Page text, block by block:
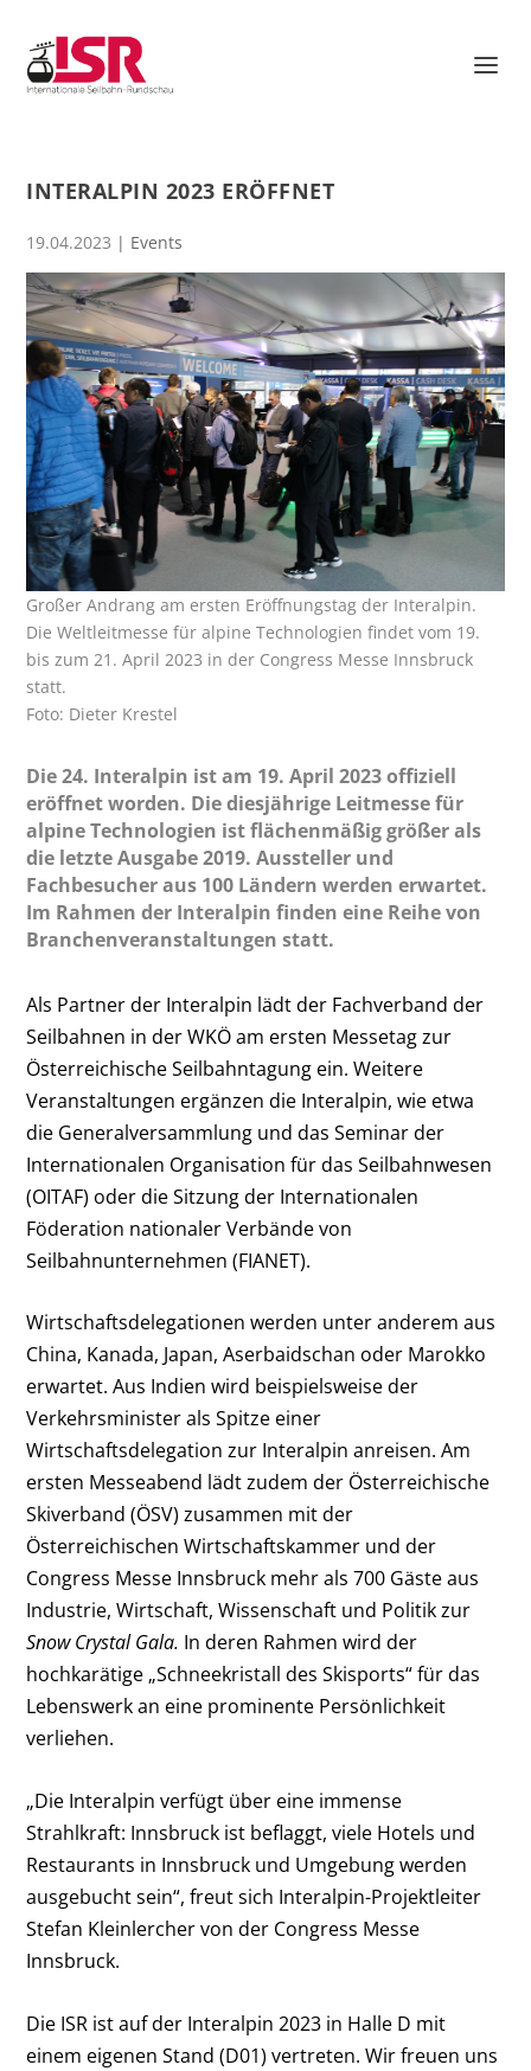
INTERALPIN 2023 ERÖFFNET
19.04.2023 | Events
Großer Andrang am ersten Eröffnungstag der Interalpin.
Die Weltleitmesse für alpine Technologien findet vom 19.
bis zum 21. April 2023 in der Congress Messe Innsbruck
statt.
Foto: Dieter Krestel
Die 24. Interalpin ist am 19. April 2023 offiziell
eröffnet worden. Die diesjährige Leitmesse für
alpine Technologien ist flächenmäßig größer als
die letzte Ausgabe 2019. Aussteller und
Fachbesucher aus 100 Ländern werden erwartet.
Im Rahmen der Interalpin finden eine Reihe von
Branchenveranstaltungen statt.
Als Partner der Interalpin lädt der Fachverband der
Seilbahnen in der WKÖ am ersten Messetag zur
Österreichische Seilbahntagung ein. Weitere
Veranstaltungen ergänzen die Interalpin, wie etwa
die Generalversammlung und das Seminar der
Internationalen Organisation für das Seilbahnwesen
(OITAF) oder die Sitzung der Internationalen
Föderation nationaler Verbände von
Seilbahnunternehmen (FIANET).
Wirtschaftsdelegationen werden unter anderem aus
China, Kanada, Japan, Aserbaidschan oder Marokko
erwartet. Aus Indien wird beispielsweise der
Verkehrsminister als Spitze einer
Wirtschaftsdelegation zur Interalpin anreisen. Am
ersten Messeabend lädt zudem der Österreichische
Skiverband (ÖSV) zusammen mit der
Österreichischen Wirtschaftskammer und der
Congress Messe Innsbruck mehr als 700 Gäste aus
Industrie, Wirtschaft, Wissenschaft und Politik zur
Snow Crystal Gala. In deren Rahmen wird der
hochkarätige „Schneekristall des Skisports“ für das
Lebenswerk an eine prominente Persönlichkeit
verliehen.
„Die Interalpin verfügt über eine immense
Strahlkraft: Innsbruck ist beflaggt, viele Hotels und
Restaurants in Innsbruck und Umgebung werden
ausgebucht sein“, freut sich Interalpin-Projektleiter
Stefan Kleinlercher von der Congress Messe
Innsbruck.
Die ISR ist auf der Interalpin 2023 in Halle D mit
einem eigenen Stand (D01) vertreten. Wir freuen uns